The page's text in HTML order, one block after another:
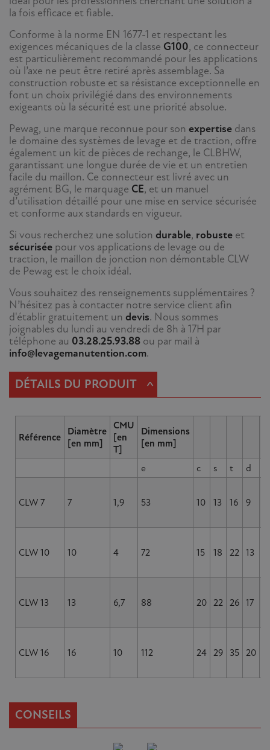
la fois efficace et fiable.
Conforme à la norme EN 1677-1 et respectant les
exigences mécaniques de la classe G100, ce connecteur
est particulièrement recommandé pour les applications
où l’axe ne peut être retiré après assemblage. Sa
construction robuste et sa résistance exceptionnelle en
font un choix privilégié dans des environnements
exigeants où la sécurité est une priorité absolue.
Pewag, une marque reconnue pour son expertise dans
le domaine des systèmes de levage et de traction, offre
également un kit de pièces de rechange, le CLBHW,
garantissant une longue durée de vie et un entretien
facile du maillon. Ce connecteur est livré avec un
agrément BG, le marquage CE, et un manuel
d’utilisation détaillé pour une mise en service sécurisée
et conforme aux standards en vigueur.
Si vous recherchez une solution durable, robuste et
sécurisée pour vos applications de levage ou de
traction, le maillon de jonction non démontable CLW
de Pewag est le choix idéal.
Vous souhaitez des renseignements supplémentaires ?
N’hésitez pas à contacter notre service client afin
d'établir gratuitement un devis. Nous sommes
joignables du lundi au vendredi de 8h à 17H par
téléphone au 03.28.25.93.88 ou par mail à
info@levagemanutention.com.
DÉTAILS DU PRODUIT ^
Référence Diamètre
[en mm]
CMU
[en
T]
Dimensions
[en mm]
e c s t d
CLW 7 7 1,9 53 10 13 16 9
CLW 10 10 4 72 15 18 22 13
CLW 13 13 6,7 88 20 22 26 17
CLW 16 16 10 112 24 29 35 20
CONSEILS